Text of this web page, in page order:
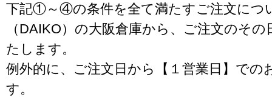
下記①～④の条件を全て満たすご注文につ
（DAIKO）の大阪倉庫から、ご注文のそ
たします。
例外的に、ご注文日から【１営業日】での
す。